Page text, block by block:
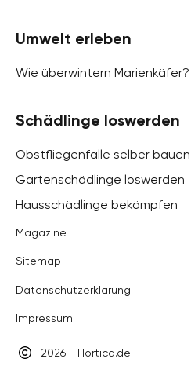
Umwelt erleben
Wie überwintern Marienkäfer?
Schädlinge loswerden
Obstfliegenfalle selber bauen
Gartenschädlinge loswerden
Hausschädlinge bekämpfen
Magazine
Sitemap
Datenschutzerklärung
Impressum
2026 - Hortica.de